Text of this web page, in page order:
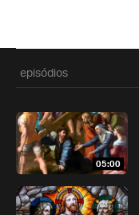
episódios
05:00